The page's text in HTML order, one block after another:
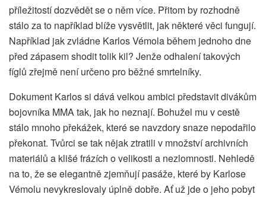
příležitostí dozvědět se o něm více. Přitom by rozhodně
stálo za to například blíže vysvětlit, jak některé věci fungují.
Například jak zvládne Karlos Vémola během jednoho dne
před zápasem shodit tolik kil? Jenže odhalení takových
fíglů zřejmě není určeno pro běžné smrtelníky.
Dokument Karlos si dává velkou ambici představit divákům
bojovníka MMA tak, jak ho neznají. Bohužel mu v cestě
stálo mnoho překážek, které se navzdory snaze nepodařilo
překonat. Tvůrci se tak nějak ztratili v množství archivních
materiálů a klišé frázích o velikosti a nezlomnosti. Nehledě
na to, že se elegantně zjemňují pasáže, které by Karlose
Vémolu nevykreslovaly úplně dobře. Ať už jde o jeho pobyt